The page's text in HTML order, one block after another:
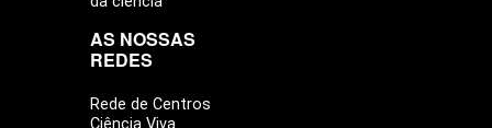
AS NOSSAS
REDES
Rede de Centros